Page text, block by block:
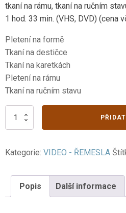
tkaní na rámu, tkaní na ručním
1 hod. 33 min. (VHS, DVD) (cena
Pletení na formě
Tkaní na destičce
Tkaní na karetkách
Pletení na rámu
Tkaní na ručním stavu
část
Kategorie: VIDEO - ŘEMESLA
Popis Další informace